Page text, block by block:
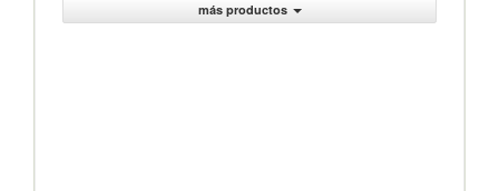
más productos